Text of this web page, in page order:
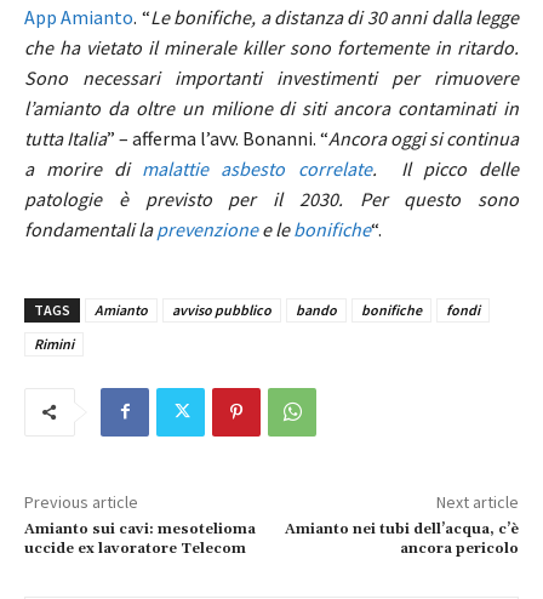
App Amianto. “Le bonifiche, a distanza di 30 anni dalla legge
che ha vietato il minerale killer sono fortemente in ritardo.
Sono necessari importanti investimenti per rimuovere
l’amianto da oltre un milione di siti ancora contaminati in
tutta Italia” – afferma l’avv. Bonanni. “Ancora oggi si continua
a morire di malattie asbesto correlate. Il picco delle
patologie è previsto per il 2030. Per questo sono
fondamentali laprevenzionee lebonifiche“.
TAGS Amianto avviso pubblico bando bonifiche
fondi
Rimini
Previous article
Amianto sui cavi: mesotelioma
uccide ex lavoratore Telecom
Next article
Amianto nei tubi dell’acqua, c’è
ancora pericolo